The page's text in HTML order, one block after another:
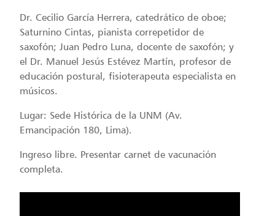
Dr. Cecilio García Herrera, catedrático de oboe;
Saturnino Cintas, pianista correpetidor de
saxofón; Juan Pedro Luna, docente de saxofón; y
el Dr. Manuel Jesús Estévez Martín, profesor de
educación postural, fisioterapeuta especialista en
músicos.
Lugar: Sede Histórica de la UNM (Av.
Emancipación 180, Lima).
Ingreso libre. Presentar carnet de vacunación
completa.